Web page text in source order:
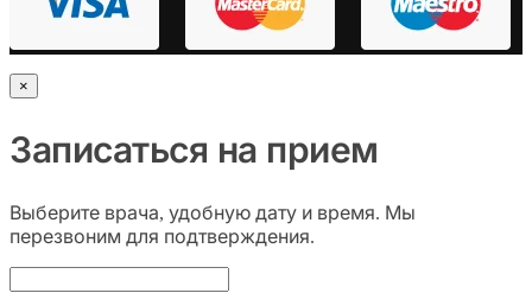
×
Записаться на прием
Выберите врача, удобную дату и время. Мы
перезвоним для подтверждения.